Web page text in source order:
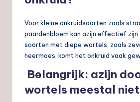
Voor kleine onkruidsoorten zoals
paardenbloem kan azijn effectief
soorten met diepe wortels, zoals
heermoes, komt het onkruid vaak
Belangrijk: azijn
wortels meestal niet